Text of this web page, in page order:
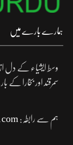
ہمارے بارے میں
وسط ایشیاء کے دل
سمرقند اور بخارا
ہم سے رابطہ: